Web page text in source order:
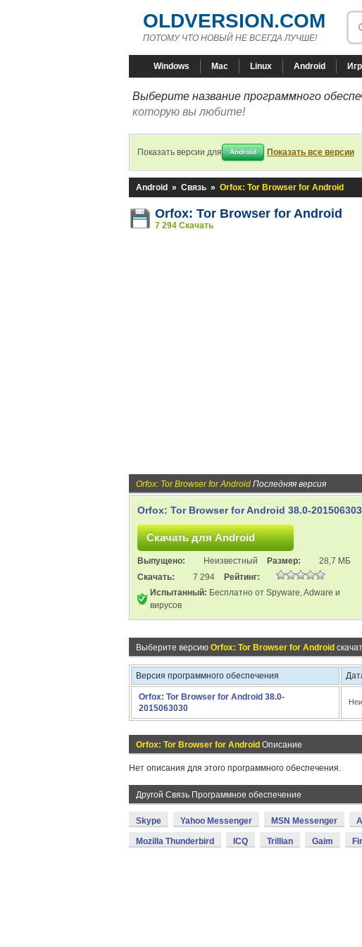
OLDVERSION.COM
ПОТОМУ ЧТО НОВЫЙ НЕ ВСЕГДА ЛУЧШЕ!
Windows Mac Linux Android
Выберите название программного
которую вы любите!
Показать версии для Android Показать все версии
Android » Связь » Orfox: Tor Browser for Android
Orfox: Tor Browser for Android
7 294 Скачать
Orfox: Tor Browser for Android Последняя версия
Orfox: Tor Browser for Android 38.0-
Выпущено: Неизвестный Размер:
28,7 МБ
Скачать:
7 294
Рейтинг:
Испытанный: Бесплатно от Spyware, Adware и
вирусов
Выберите версию Orfox: Tor Browser for Android
Версия программного обеспечения
Orfox: Tor Browser for Android 38.0-
2015063030
Orfox: Tor Browser for Android Описание
Нет описания для этого программного обеспечения.
Другой Связь Программное обеспечение
Skype Yahoo Messenger MSN Messenger
Mozilla Thunderbird ICQ Trillian Gaim